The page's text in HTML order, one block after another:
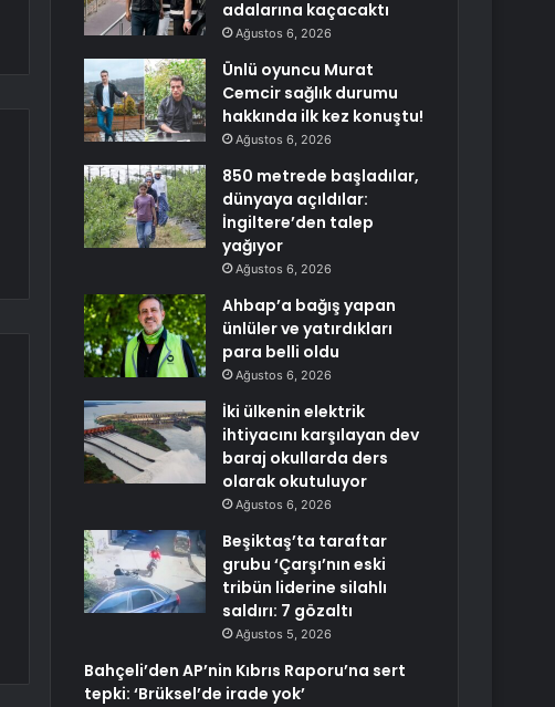
adalarına kaçacaktı
Ağustos 6, 2026
Ünlü oyuncu Murat
Cemcir sağlık durumu
hakkında ilk kez konuştu!
Ağustos 6, 2026
850 metrede başladılar,
dünyaya açıldılar:
İngiltere’den talep
yağıyor
Ağustos 6, 2026
Ahbap’a bağış yapan
ünlüler ve yatırdıkları
para belli oldu
Ağustos 6, 2026
İki ülkenin elektrik
ihtiyacını karşılayan dev
baraj okullarda ders
olarak okutuluyor
Ağustos 6, 2026
Beşiktaş’ta taraftar
grubu ‘Çarşı’nın eski
tribün liderine silahlı
saldırı: 7 gözaltı
Ağustos 5, 2026
Bahçeli’den AP’nin Kıbrıs Raporu’na sert
tepki: ‘Brüksel’de irade yok’